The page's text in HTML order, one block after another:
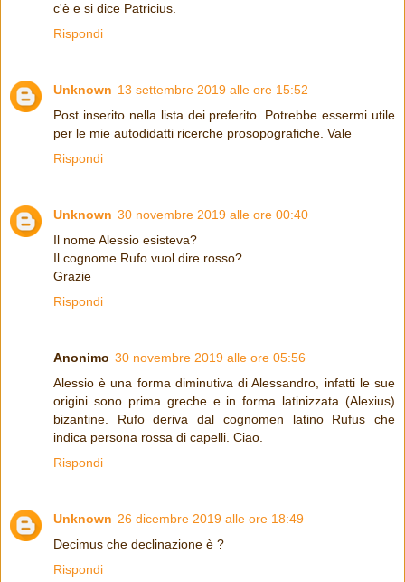
c'è e si dice Patricius.
Rispondi
Unknown 13 settembre 2019 alle ore 15:52
Post inserito nella lista dei preferito. Potrebbe essermi utile
per le mie autodidatti ricerche prosopografiche. Vale
Rispondi
Unknown 30 novembre 2019 alle ore 00:40
Il nome Alessio esisteva?
Il cognome Rufo vuol dire rosso?
Grazie
Rispondi
Anonimo 30 novembre 2019 alle ore 05:56
Alessio è una forma diminutiva di Alessandro, infatti le sue
origini sono prima greche e in forma latinizzata (Alexius)
bizantine. Rufo deriva dal cognomen latino Rufus che
indica persona rossa di capelli. Ciao.
Rispondi
Unknown 26 dicembre 2019 alle ore 18:49
Decimus che declinazione è ?
Rispondi